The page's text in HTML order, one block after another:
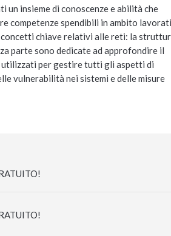
insieme di conoscenze e abilità che
competenze spendibili in ambito
chiave relativi alle reti: la
parte sono dedicate ad approfondire il
utilizzati per gestire tutti gli aspetti di
vulnerabilità nei sistemi e delle misure